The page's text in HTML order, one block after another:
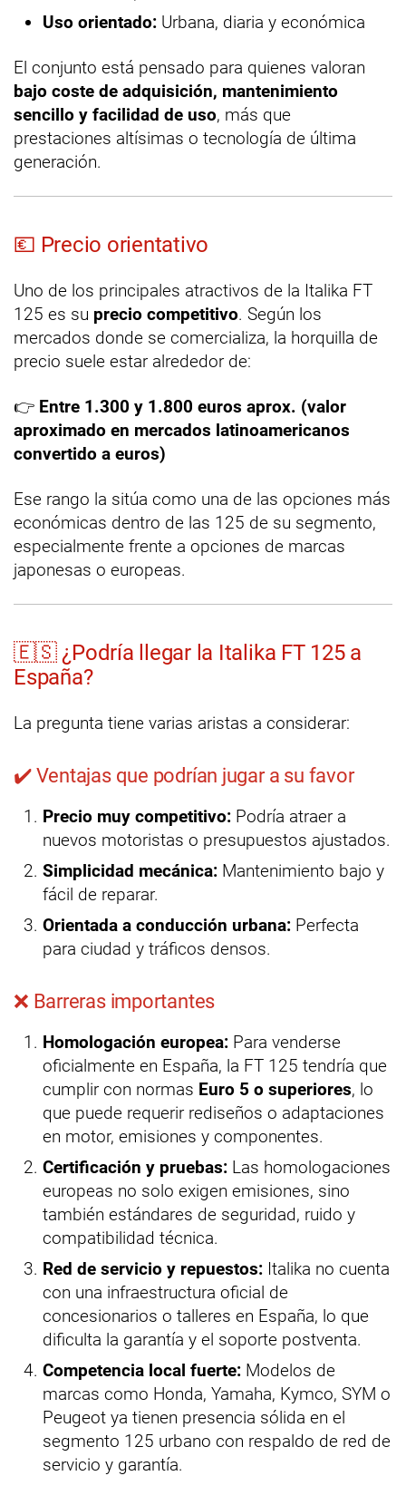
Uso orientado: Urbana, diaria y económica
El conjunto está pensado para quienes valoran
bajo coste de adquisición, mantenimiento
sencillo y facilidad de uso, más que
prestaciones altísimas o tecnología de última
generación.
💶 Precio orientativo
Uno de los principales atractivos de la Italika FT
125 es su precio competitivo. Según los
mercados donde se comercializa, la horquilla de
precio suele estar alrededor de:
👉 Entre 1.300 y 1.800 euros aprox. (valor
aproximado en mercados latinoamericanos
convertido a euros)
Ese rango la sitúa como una de las opciones más
económicas dentro de las 125 de su segmento,
especialmente frente a opciones de marcas
japonesas o europeas.
🇪🇸 ¿Podría llegar la Italika FT 125 a
España?
La pregunta tiene varias aristas a considerar:
✔️ Ventajas que podrían jugar a su favor
Precio muy competitivo: Podría atraer a
nuevos motoristas o presupuestos ajustados.
Simplicidad mecánica: Mantenimiento bajo y
fácil de reparar.
Orientada a conducción urbana: Perfecta
para ciudad y tráficos densos.
❌ Barreras importantes
Homologación europea: Para venderse
oficialmente en España, la FT 125 tendría que
cumplir con normas Euro 5 o superiores, lo
que puede requerir rediseños o adaptaciones
en motor, emisiones y componentes.
Certificación y pruebas: Las homologaciones
europeas no solo exigen emisiones, sino
también estándares de seguridad, ruido y
compatibilidad técnica.
Red de servicio y repuestos: Italika no cuenta
con una infraestructura oficial de
concesionarios o talleres en España, lo que
dificulta la garantía y el soporte postventa.
Competencia local fuerte: Modelos de
marcas como Honda, Yamaha, Kymco, SYM o
Peugeot ya tienen presencia sólida en el
segmento 125 urbano con respaldo de red de
servicio y garantía.